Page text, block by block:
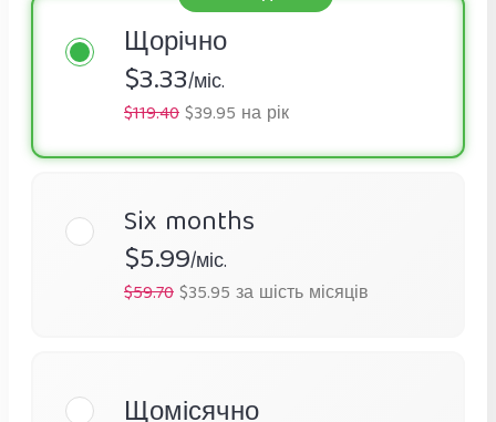
Щорічно
$3.33/міс.
$119.40$39.95 на рік
Six months
$5.99/міс.
$59.70$35.95 за шість місяців